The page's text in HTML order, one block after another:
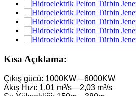
Kısa Açıklama:
Çıkış gücü: 1000KW—6000KW
Akış Hızı: 1,01 m³/s—2,03 m³/s